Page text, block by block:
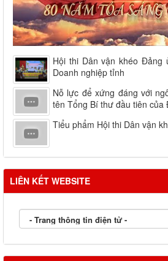
Hội thi Dân vận khéo Đảng
Doanh nghiệp tỉnh
Nỗ lực để xứng đáng với
tên Tổng Bí thư đầu tiên của
Tiểu phẩm Hội thi Dân vận
LIÊN KẾT WEBSITE